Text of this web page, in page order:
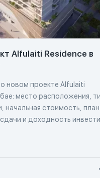
Alfulaiti Residence в
новом проекте Alfulaiti
место расположения,
начальная стоимость, план
и доходность